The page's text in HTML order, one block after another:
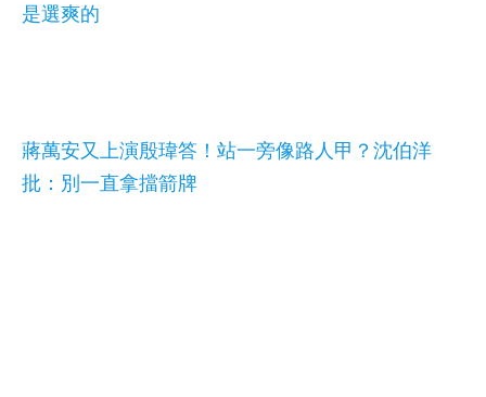
是選爽的
蔣萬安又上演殷瑋答！站一旁像路人甲？沈伯洋
批：別一直拿擋箭牌